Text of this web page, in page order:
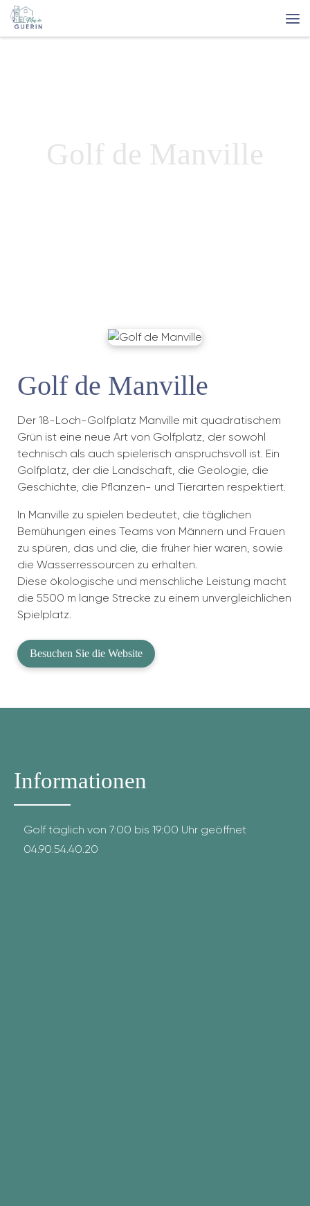
Zum Inhalt springen
Golf de Manville
Golf de Manville
Der 18-Loch-Golfplatz Manville mit quadratischem
Grün ist eine neue Art von Golfplatz, der sowohl
technisch als auch spielerisch anspruchsvoll ist. Ein
Golfplatz, der die Landschaft, die Geologie, die
Geschichte, die Pflanzen- und Tierarten respektiert.
In Manville zu spielen bedeutet, die täglichen
Bemühungen eines Teams von Männern und Frauen
zu spüren, das und die, die früher hier waren, sowie
die Wasserressourcen zu erhalten.
Diese ökologische und menschliche Leistung macht
die 5500 m lange Strecke zu einem unvergleichlichen
Spielplatz.
Besuchen Sie die Website
Informationen
Golf täglich von 7:00 bis 19:00 Uhr geöffnet
04.90.54.40.20